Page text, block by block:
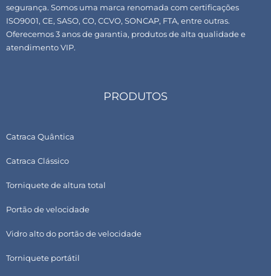
segurança. Somos uma marca renomada com certificações
ISO9001, CE, SASO, CO, CCVO, SONCAP, FTA, entre outras.
Oferecemos 3 anos de garantia, produtos de alta qualidade e
atendimento VIP.
PRODUTOS
Catraca Quântica
Catraca Clássico
Torniquete de altura total
Portão de velocidade
Vidro alto do portão de velocidade
Torniquete portátil